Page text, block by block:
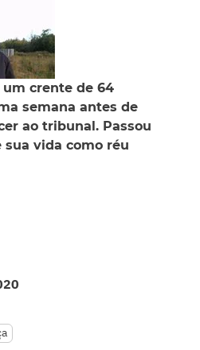
um crente de 64
semana antes de
ao tribunal. Passou
vida como réu